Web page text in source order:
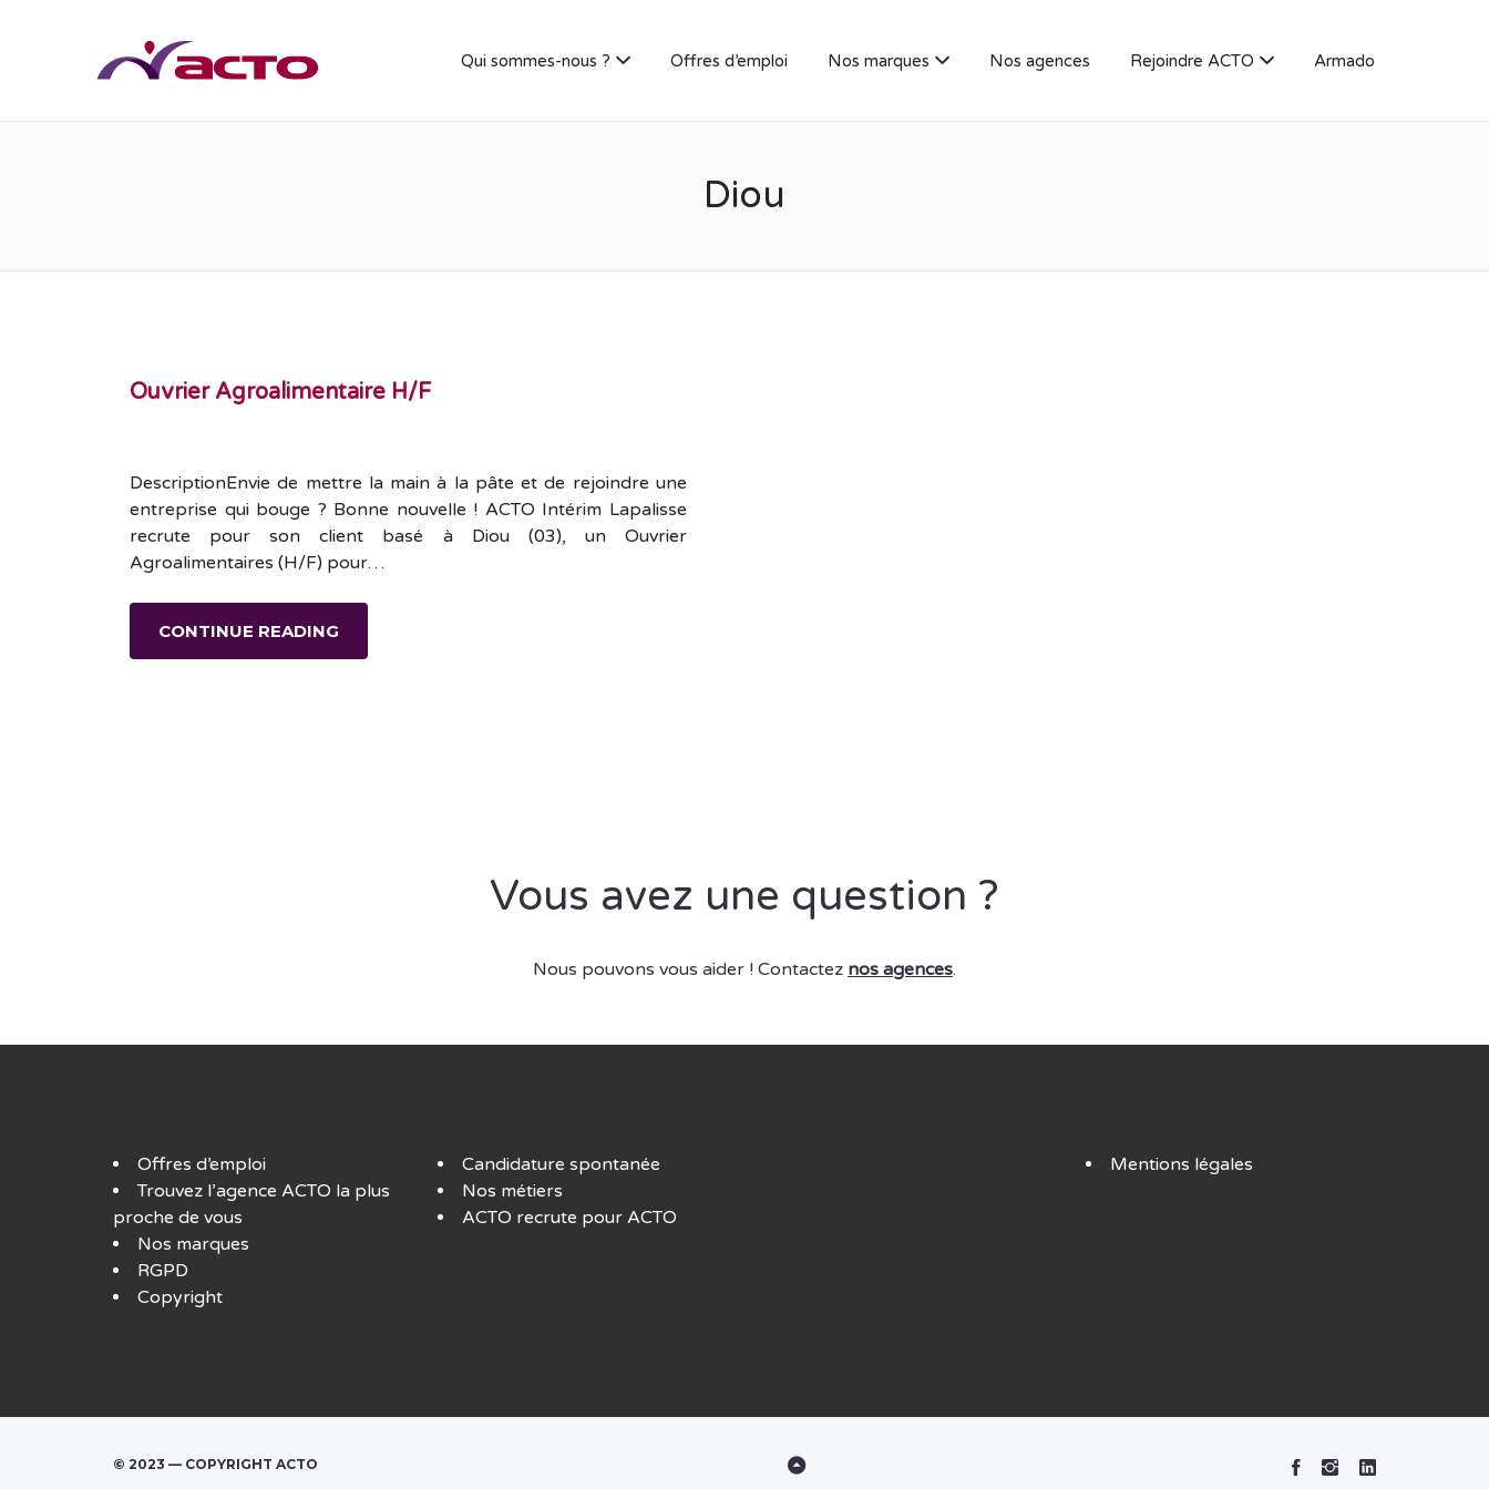
Qui sommes-nous ? Offres d’emploi Nos marques Nos agences Rejoindre ACTO Armado
Diou
Ouvrier Agroalimentaire H/F
DescriptionEnvie de mettre la main à la pâte et de rejoindre une
entreprise qui bouge ? Bonne nouvelle ! ACTO Intérim Lapalisse
recrute pour son client basé à Diou (03), un Ouvrier
Agroalimentaires (H/F) pour…
CONTINUE READING
Vous avez une question ?
Nous pouvons vous aider ! Contactez nos agences.
Offres d’emploi
Trouvez l’agence ACTO la plus
proche de vous
Nos marques
RGPD
Copyright
Candidature spontanée
Nos métiers
ACTO recrute pour ACTO
Mentions légales
© 2023 — COPYRIGHT ACTO Facebook
Instagram
Linked
Back